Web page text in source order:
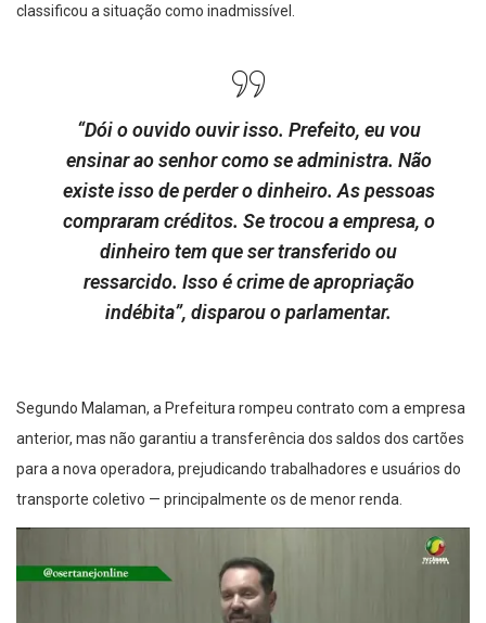
classificou a situação como inadmissível.
“Dói o ouvido ouvir isso. Prefeito, eu vou
ensinar ao senhor como se administra. Não
existe isso de perder o dinheiro. As pessoas
compraram créditos. Se trocou a empresa, o
dinheiro tem que ser transferido ou
ressarcido. Isso é crime de apropriação
indébita”, disparou o parlamentar.
Segundo Malaman, a Prefeitura rompeu contrato com a empresa
anterior, mas não garantiu a transferência dos saldos dos cartões
para a nova operadora, prejudicando trabalhadores e usuários do
transporte coletivo — principalmente os de menor renda.